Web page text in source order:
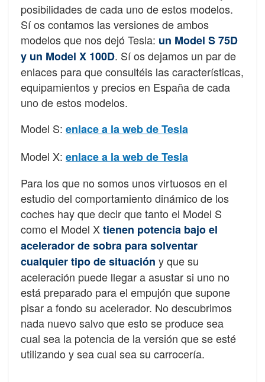
posibilidades de cada uno de estos modelos.
Sí os contamos las versiones de ambos
modelos que nos dejó Tesla: un Model S 75D
y un Model X 100D. Sí os dejamos un par de
enlaces para que consultéis las características,
equipamientos y precios en España de cada
uno de estos modelos.
Model S: enlace a la web de Tesla
Model X: enlace a la web de Tesla
Para los que no somos unos virtuosos en el
estudio del comportamiento dinámico de los
coches hay que decir que tanto el Model S
como el Model Xtienen potencia bajo el
acelerador de sobra para solventar
cualquier tipo de situación y que su
aceleración puede llegar a asustar si uno no
está preparado para el empujón que supone
pisar a fondo su acelerador. No descubrimos
nada nuevo salvo que esto se produce sea
cual sea la potencia de la versión que se esté
utilizando y sea cual sea su carrocería.